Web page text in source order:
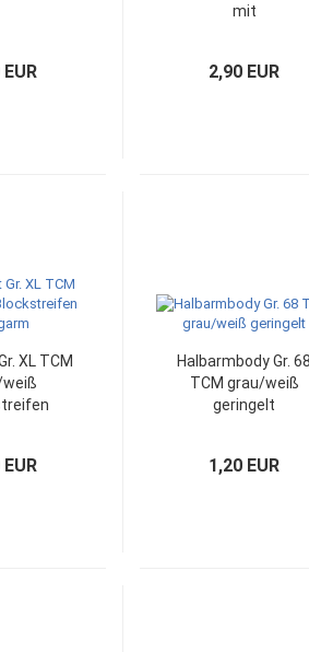
mit
2,90 EUR
XL TCM
Halbarmbody Gr. 68
TCM grau/weiß
geringelt
1,20 EUR